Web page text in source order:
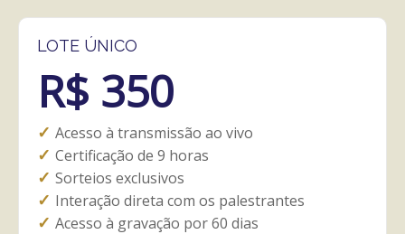
LOTE ÚNICO
R$ 350
✓ Acesso à transmissão ao vivo
✓ Certificação de 9 horas
✓ Sorteios exclusivos
✓ Interação direta com os palestrantes
✓ Acesso à gravação por 60 dias